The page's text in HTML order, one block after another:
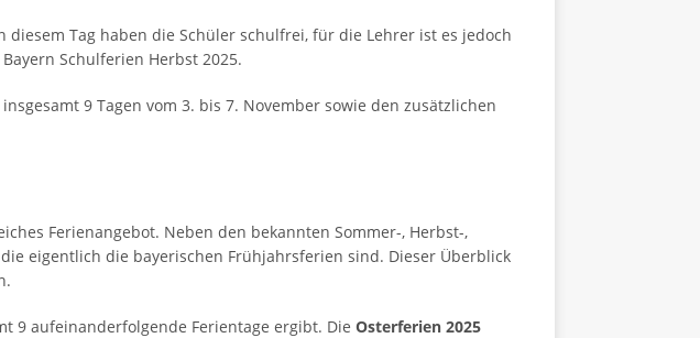
Tag haben die Schüler schulfrei, für die Lehrer ist es jedoch
Schulferien Herbst 2025.
9 Tagen vom 3. bis 7. November sowie den zusätzlichen
Ferienangebot. Neben den bekannten Sommer-, Herbst-,
eigentlich die bayerischen Frühjahrsferien sind. Dieser Überblick
9 aufeinanderfolgende Ferientage ergibt. Die Osterferien 2025